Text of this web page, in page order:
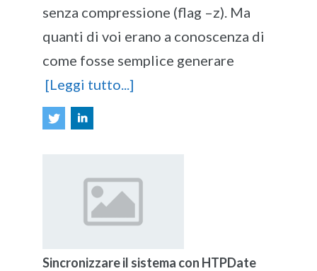
senza compressione (flag –z). Ma
quanti di voi erano a conoscenza di
come fosse semplice generare
[Leggi tutto...]
Sincronizzare il sistema con HTPDate